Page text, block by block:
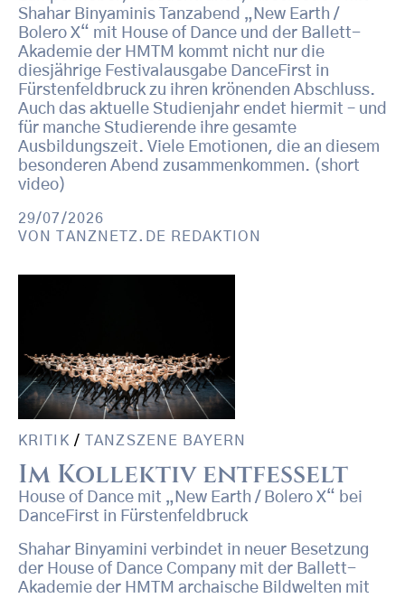
Shahar Binyaminis Tanzabend „New Earth /
Bolero X“ mit House of Dance und der Ballett-
Akademie der HMTM kommt nicht nur die
diesjährige Festivalausgabe DanceFirst in
Fürstenfeldbruck zu ihren krönenden Abschluss.
Auch das aktuelle Studienjahr endet hiermit – und
für manche Studierende ihre gesamte
Ausbildungszeit. Viele Emotionen, die an diesem
besonderen Abend zusammenkommen. (short
video)
29/07/2026
VON
TANZNETZ.DE REDAKTION
KRITIK / TANZSZENE BAYERN
Im Kollektiv entfesselt
House of Dance mit „New Earth / Bolero X“ bei
DanceFirst in Fürstenfeldbruck
Shahar Binyamini verbindet in neuer Besetzung
der House of Dance Company mit der Ballett-
Akademie der HMTM archaische Bildwelten mit